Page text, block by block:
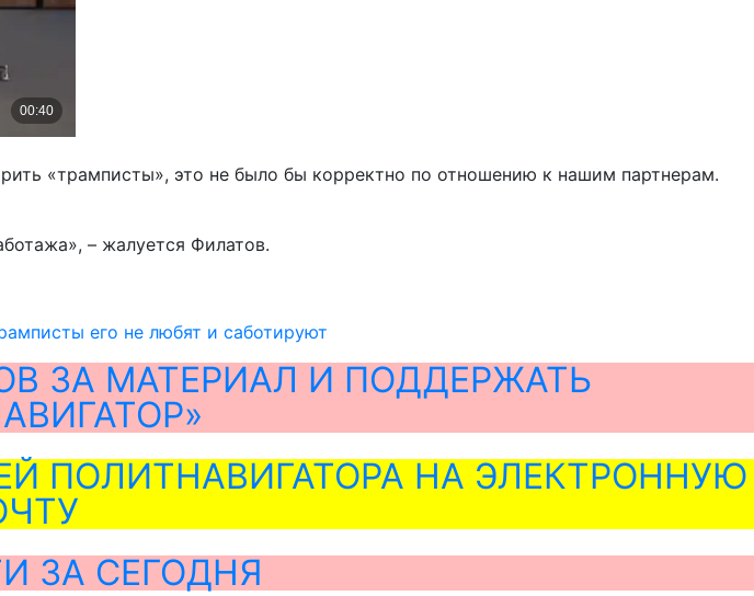
«трамписты», это не было бы корректно по отношению к нашим партнерам.
– жалуется Филатов.
его не любят и саботируют
ЗА МАТЕРИАЛ И ПОДДЕРЖАТЬ
ПОЛИТНАВИГАТОРА НА ЭЛЕКТРОННУЮ
ЗА СЕГОДНЯ